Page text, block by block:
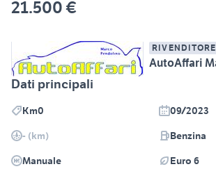
21.500 €
RIVENDITORE
Dati principali
Km0
09/2023
- (km)
Benzina
Manuale
Euro 6